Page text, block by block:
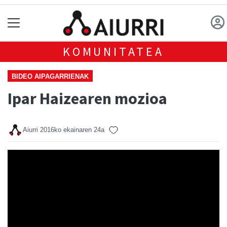
KOMUNITATEA
BIDEO AIPAGARRIENAK
Ipar Haizearen mozioa
Aiurri 2016ko ekainaren 24a